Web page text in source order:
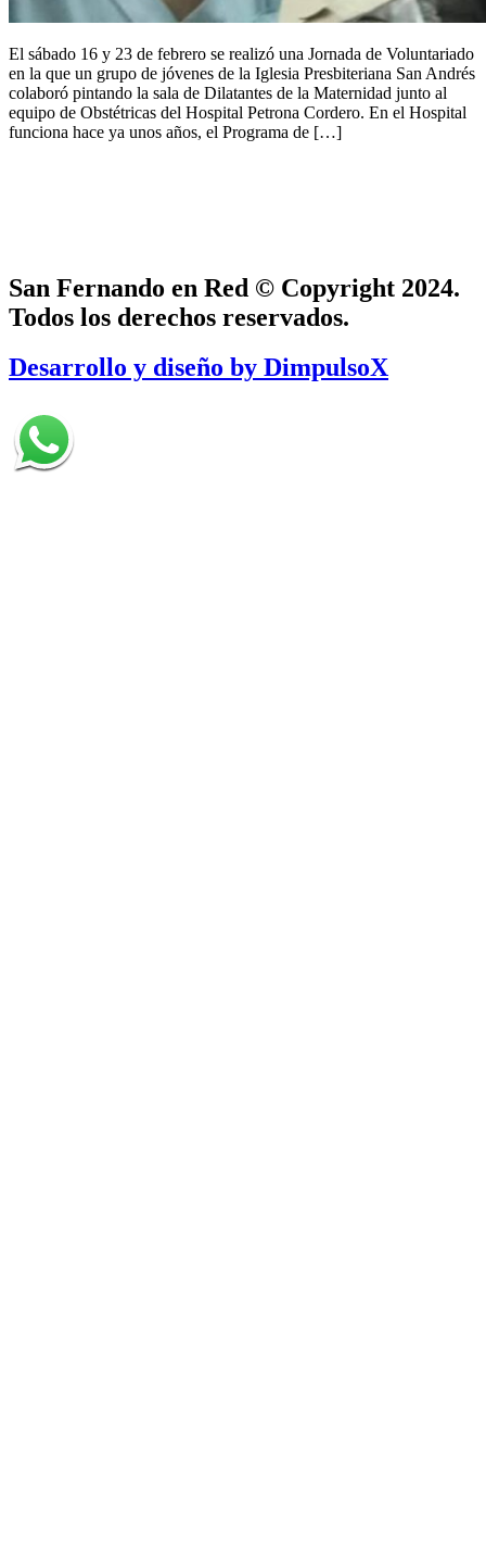
El sábado 16 y 23 de febrero se realizó una Jornada de Voluntariado
en la que un grupo de jóvenes de la Iglesia Presbiteriana San Andrés
colaboró pintando la sala de Dilatantes de la Maternidad junto al
equipo de Obstétricas del Hospital Petrona Cordero. En el Hospital
funciona hace ya unos años, el Programa de […]
San Fernando en Red © Copyright 2024.
Todos los derechos reservados.
Desarrollo y diseño by DimpulsoX